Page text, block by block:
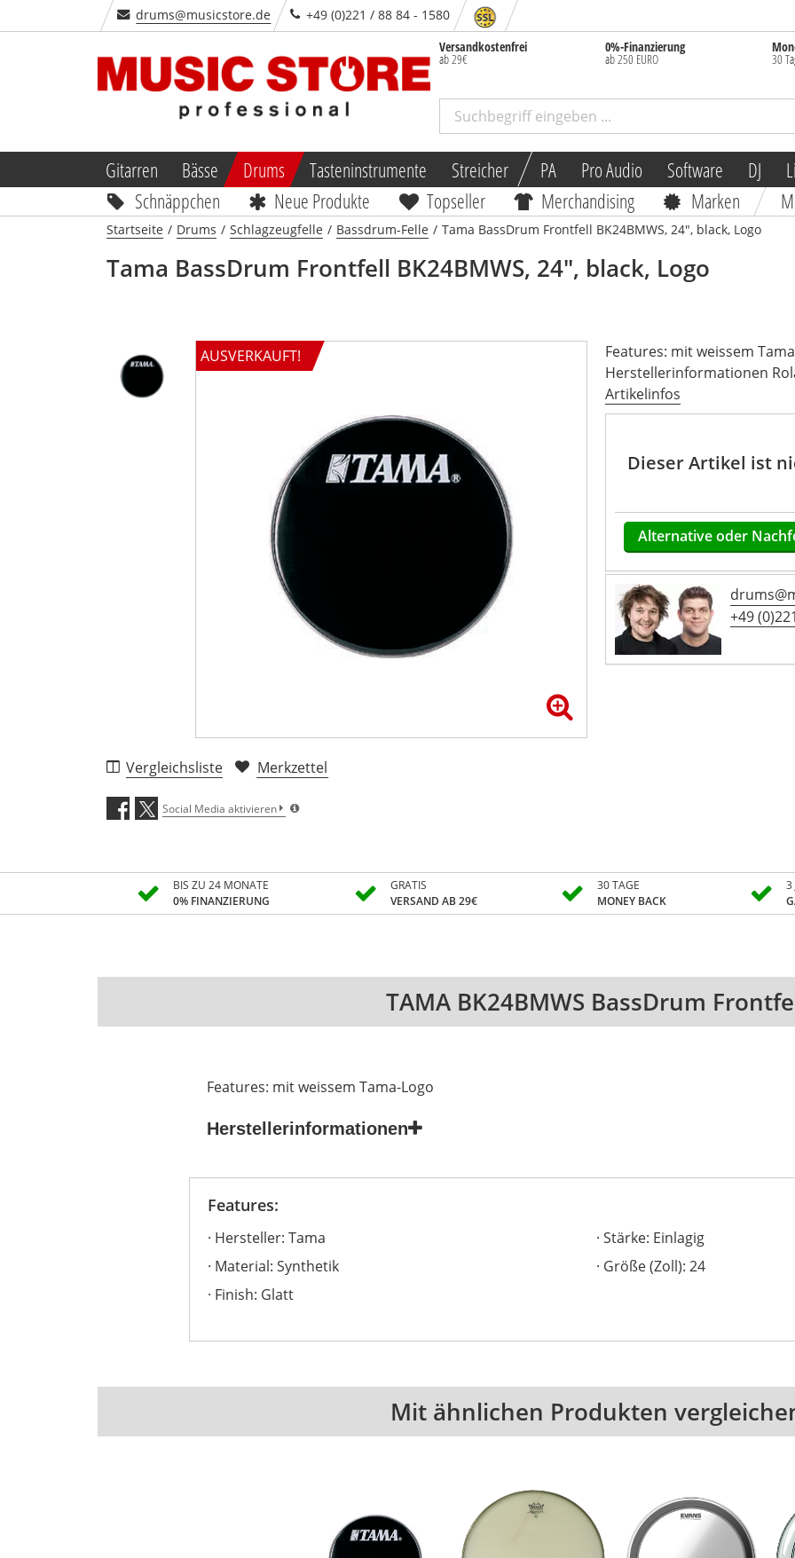
drums@musicstore.de
+49 (0)221 / 88 84 - 1580
Versandkostenfrei
ab 29€
0%-Finanzierung
ab 250 EURO 30
Gitarren Bässe Drums Tasteninstrumente Streicher PA Pro Audio Software DJ
Schnäppchen
Neue Produkte Topseller Merchandising Marken
Startseite / Drums / Schlagzeugfelle / Bassdrum-Felle / Tama BassDrum Frontfell BK24BMWS, 24", black, Logo
Tama BassDrum Frontfell BK24BMWS, 24", black, Logo
AUSVERKAUFT!
Vergleichsliste Merkzettel
Social Media aktivieren
Features: mit weissem
Herstellerinformationen
Artikelinfos
Dieser Artikel ist
Alternative oder
+49
BIS ZU 24 MONATE
0% FINANZIERUNG
GRATIS
VERSAND AB 29€
30 TAGE
MONEY BACK
3
TAMA BK24BMWS BassDrum
Features: mit weissem Tama-Logo
Herstellerinformationen
Features:
Hersteller: Tama
Material: Synthetik
Finish: Glatt
Stärke: Einlagig
Größe (Zoll): 24
Mit ähnlichen Produkten